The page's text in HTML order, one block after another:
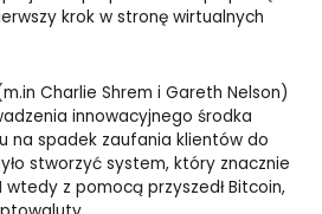
krok w stronę wirtualnych
Charlie Shrem i Gareth Nelson)
innowacyjnego środka
na spadek zaufania klientów do
stworzyć system, który znacznie
wtedy z pomocą przyszedł Bitcoin,